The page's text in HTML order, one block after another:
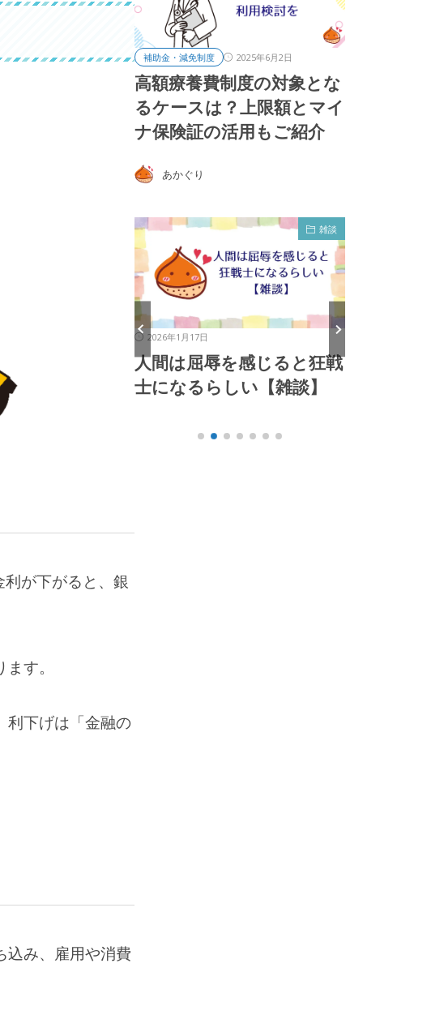
が下がると、銀
す。
利下げは「金融の
込み、雇用や消費
補助金・減免制度 2025年6月2日
高額療養費制度の対象とな
るケースは？上限額とマイ
ナ保険証の活用もご紹介
あかぐり
雑談
屈辱を感じると狂戦
るらしい【雑談】
2026年1月13日
道徳なんて、誰かに教えて
もらって身につくもので